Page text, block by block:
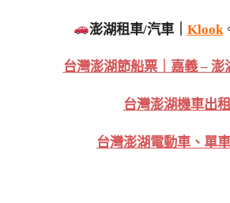
澎湖租車/汽車｜ Klook
台灣澎湖節船票｜嘉義 – 澎
台灣澎湖機車出租
台灣澎湖電動車、單